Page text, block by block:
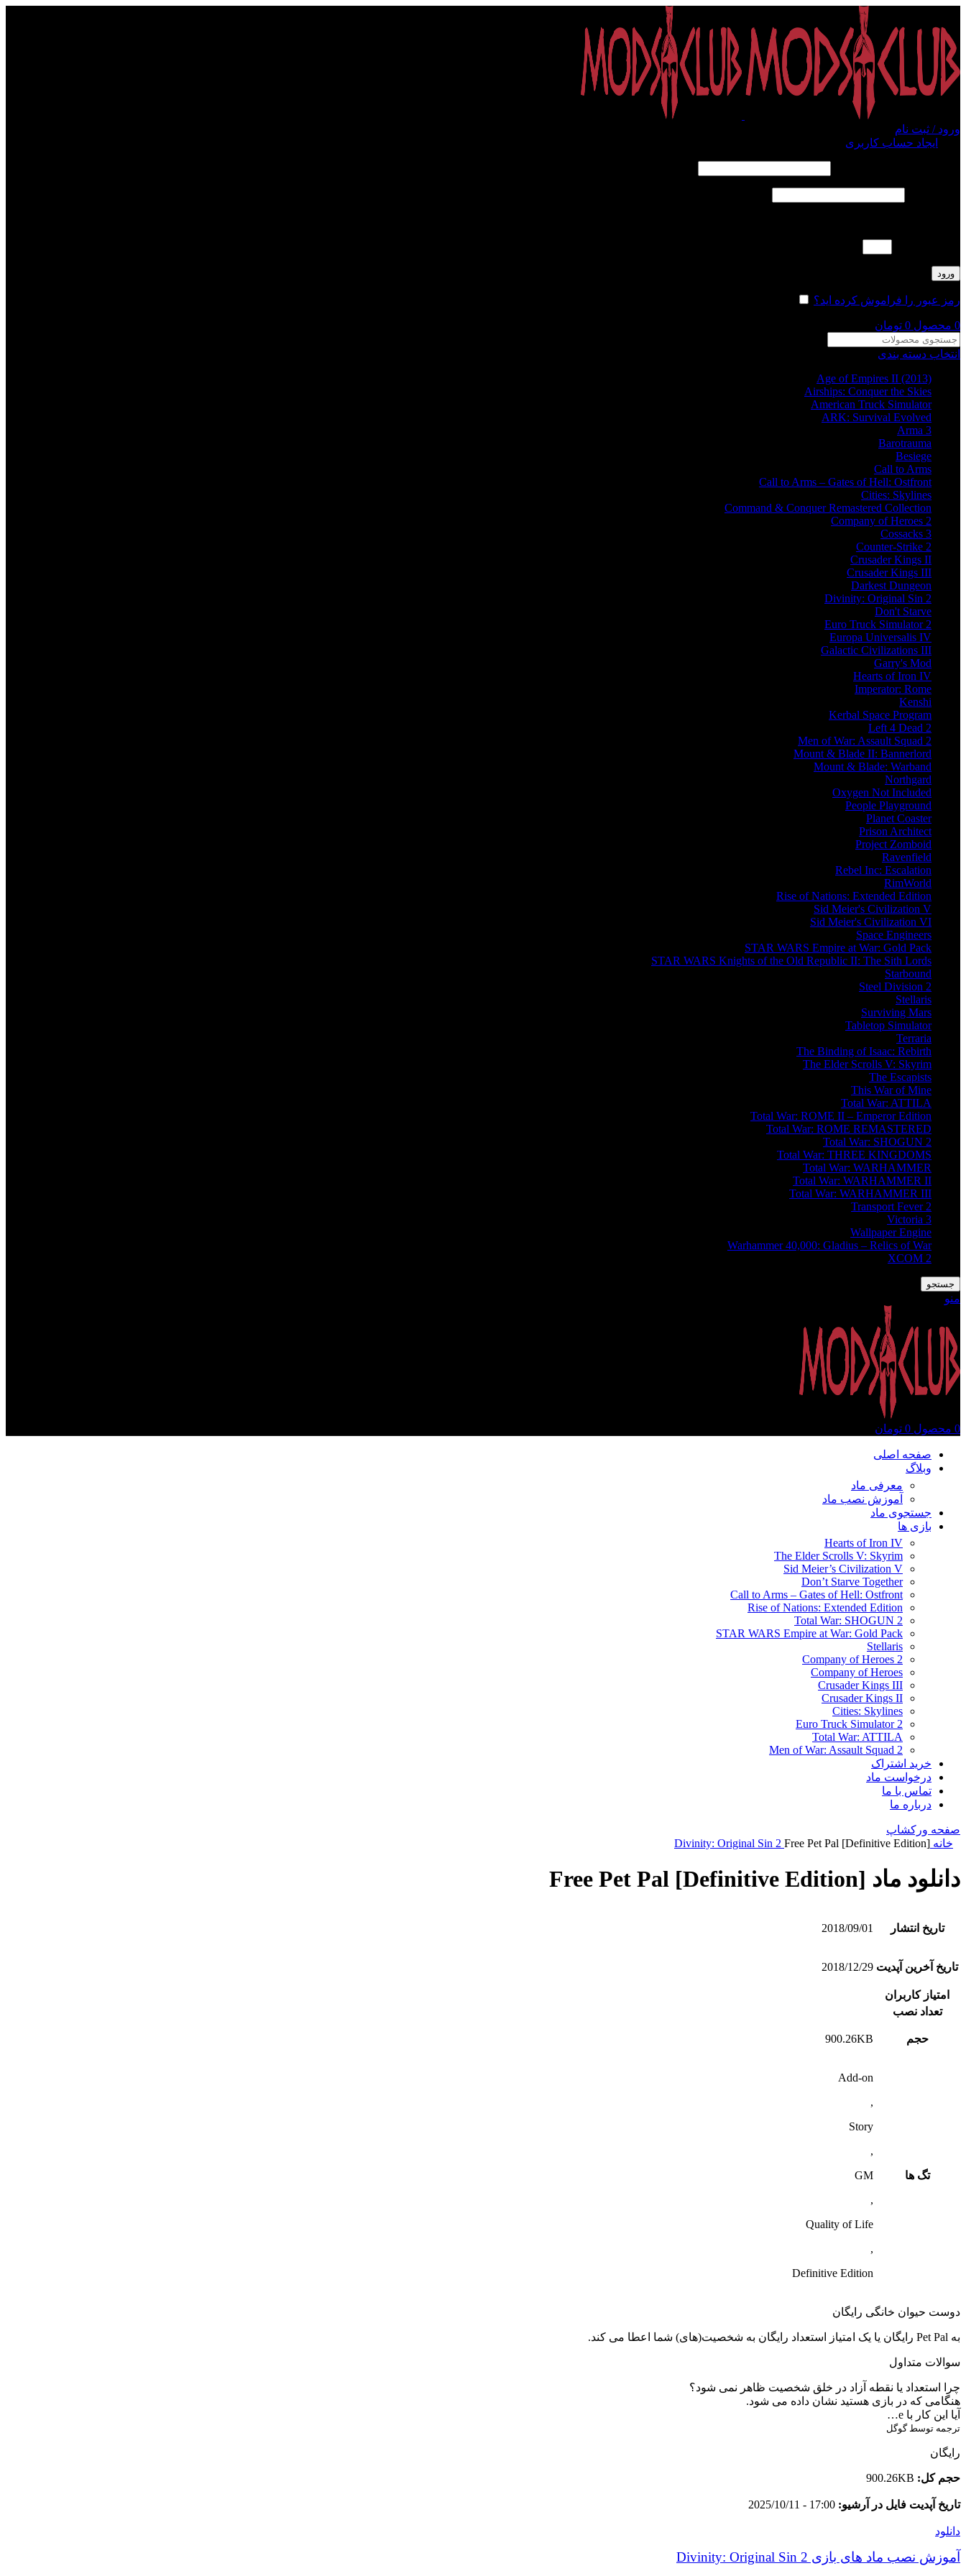
ورود / ثبت نام
ایجاد حساب کاربری
ورود
رمز عبور را فراموش کرده اید؟
0 محصول 0 تومان
انتخاب دسته بندی
Age of Empires II (2013)
Airships: Conquer the Skies
American Truck Simulator
ARK: Survival Evolved
Arma 3
Barotrauma
Besiege
Call to Arms
Call to Arms – Gates of Hell: Ostfront
Cities: Skylines
Command & Conquer Remastered Collection
Company of Heroes 2
Cossacks 3
Counter-Strike 2
Crusader Kings II
Crusader Kings III
Darkest Dungeon
Divinity: Original Sin 2
Don't Starve
Euro Truck Simulator 2
Europa Universalis IV
Galactic Civilizations III
Garry's Mod
Hearts of Iron IV
Imperator: Rome
Kenshi
Kerbal Space Program
Left 4 Dead 2
Men of War: Assault Squad 2
Mount & Blade II: Bannerlord
Mount & Blade: Warband
Northgard
Oxygen Not Included
People Playground
Planet Coaster
Prison Architect
Project Zomboid
Ravenfield
Rebel Inc: Escalation
RimWorld
Rise of Nations: Extended Edition
Sid Meier's Civilization V
Sid Meier's Civilization VI
Space Engineers
STAR WARS Empire at War: Gold Pack
STAR WARS Knights of the Old Republic II: The Sith Lords
Starbound
Steel Division 2
Stellaris
Surviving Mars
Tabletop Simulator
Terraria
The Binding of Isaac: Rebirth
The Elder Scrolls V: Skyrim
The Escapists
This War of Mine
Total War: ATTILA
Total War: ROME II – Emperor Edition
Total War: ROME REMASTERED
Total War: SHOGUN 2
Total War: THREE KINGDOMS
Total War: WARHAMMER
Total War: WARHAMMER II
Total War: WARHAMMER III
Transport Fever 2
Victoria 3
Wallpaper Engine
Warhammer 40,000: Gladius – Relics of War
XCOM 2
جستجو
منو
0 محصول 0 تومان
صفحه اصلی
وبلاگ
معرفی ماد
آموزش نصب ماد
جستجوی ماد
بازی ها
Hearts of Iron IV
The Elder Scrolls V: Skyrim
Sid Meier’s Civilization V
Don’t Starve Together
Call to Arms – Gates of Hell: Ostfront
Rise of Nations: Extended Edition
Total War: SHOGUN 2
STAR WARS Empire at War: Gold Pack
Stellaris
Company of Heroes 2
Company of Heroes
Crusader Kings III
Crusader Kings II
Cities: Skylines
Euro Truck Simulator 2
Total War: ATTILA
Men of War: Assault Squad 2
خرید اشتراک
درخواست ماد
تماس با ما
درباره ما
صفحه ورکشاپ
خانه
Divinity: Original Sin 2 Free Pet Pal [Definitive Edition]
دانلود ماد Free Pet Pal [Definitive Edition]
تاریخ انتشار 2018/09/01
تاریخ آخرین آپدیت 2018/12/29
امتیاز کاربران
تعداد نصب
حجم 900.26KB
تگ ها
Add-on
,
Story
,
GM
,
Quality of Life
,
Definitive Edition
دوست حیوان خانگی رایگان
به Pet Pal رایگان یا یک امتیاز استعداد رایگان به شخصیت(های) شما اعطا می کند.
سوالات متداول
چرا استعداد یا نقطه آزاد در خلق شخصیت ظاهر نمی شود؟
هنگامی که در بازی هستید نشان داده می شود.
آیا این کار با e…
ترجمه توسط گوگل
رایگان
حجم کل: 900.26KB
تاریخ آپدیت فایل در آرشیو: 17:00 - 2025/10/11
دانلود
آموزش نصب ماد های بازی Divinity: Original Sin 2